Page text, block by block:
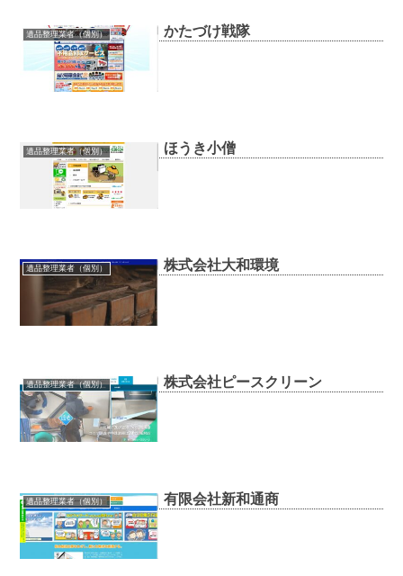
遺品整理業者（個別） かたづけ戦隊
遺品整理業者（個別） ほうき小僧
遺品整理業者（個別） 株式会社大和環境
遺品整理業者（個別） 株式会社ピースクリーン
遺品整理業者（個別） 有限会社新和通商